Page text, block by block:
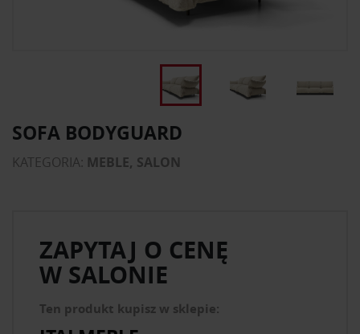
SOFA BODYGUARD
KATEGORIA: MEBLE, SALON
ZAPYTAJ O CENĘ
W SALONIE
Ten produkt kupisz w sklepie: